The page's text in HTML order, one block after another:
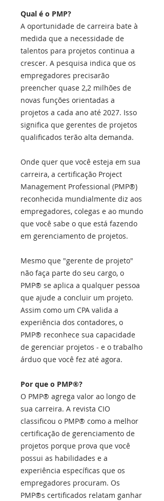
Qual é o PMP?
A oportunidade de carreira bate à
medida que a necessidade de
talentos para projetos continua a
crescer. A pesquisa indica que os
empregadores precisarão
preencher quase 2,2 milhões de
novas funções orientadas a
projetos a cada ano até 2027. Isso
significa que gerentes de projetos
qualificados terão alta demanda.
Onde quer que você esteja em sua
carreira, a certificação Project
Management Professional (PMP®)
reconhecida mundialmente diz aos
empregadores, colegas e ao mundo
que você sabe o que está fazendo
em gerenciamento de projetos.
Mesmo que "gerente de projeto"
não faça parte do seu cargo, o
PMP® se aplica a qualquer pessoa
que ajude a concluir um projeto.
Assim como um CPA valida a
experiência dos contadores, o
PMP® reconhece sua capacidade
de gerenciar projetos - e o trabalho
árduo que você fez até agora.
Por que o PMP®?
O PMP® agrega valor ao longo de
sua carreira. A revista CIO
classificou o PMP® como a melhor
certificação de gerenciamento de
projetos porque prova que você
possui as habilidades e a
experiência específicas que os
empregadores procuram. Os
PMP®s certificados relatam ganhar